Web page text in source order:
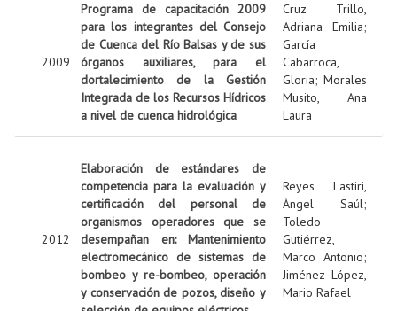
2009
Programa de capacitación 2009
para los integrantes del Consejo
de Cuenca del Río Balsas y de sus
órganos auxiliares, para el
dortalecimiento de la Gestión
Integrada de los Recursos Hídricos
a nivel de cuenca hidrológica
Cruz Trillo,
Adriana Emilia;
García
Cabarroca,
Gloria; Morales
Musito, Ana
Laura
2012
Elaboración de estándares de
competencia para la evaluación y
certificación del personal de
organismos operadores que se
desempañan en: Mantenimiento
electromecánico de sistemas de
bombeo y re-bombeo, operación
y conservación de pozos, diseño y
Reyes Lastiri,
Ángel Saúl;
Toledo
Gutiérrez,
Marco Antonio;
Jiménez López,
Mario Rafael